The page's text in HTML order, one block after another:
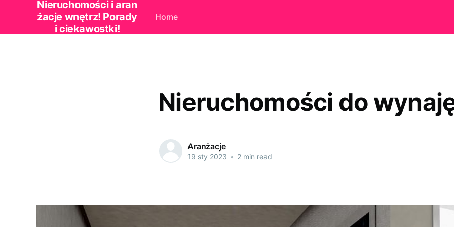
Nieruchomości i aran
żacje wnętrz! Porady
i ciekawostki!
Home
Nieruchomości do
Aranżacje
19 sty 2023 • 2 min read